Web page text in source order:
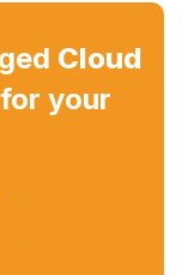
Cloud
your